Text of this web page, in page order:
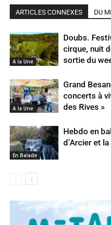
ARTICLES CONNEXES DU
A la Une
Doubs.
cirque, nuit
sortie du
A la Une
Grand
concerts à
des Rives »
En Balade
Hebdo en
d’Arcier et